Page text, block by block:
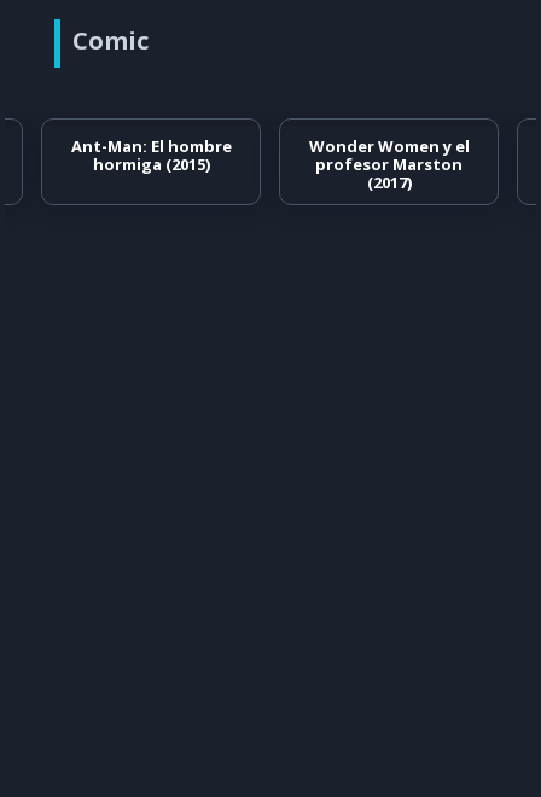
Comic
Ant-Man: El hombre
hormiga (2015)
Wonder Women y el
profesor Marston
(2017)